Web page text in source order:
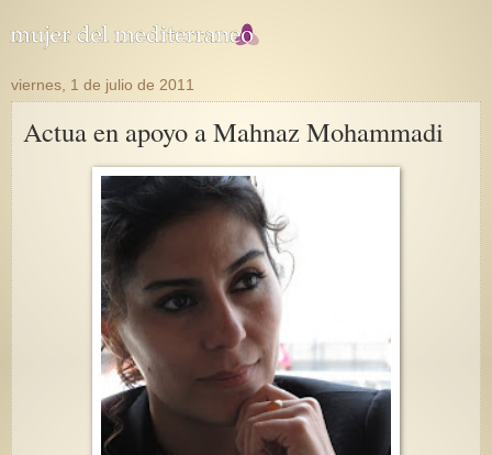
viernes, 1 de julio de 2011
Actua en apoyo a Mahnaz Mohammadi